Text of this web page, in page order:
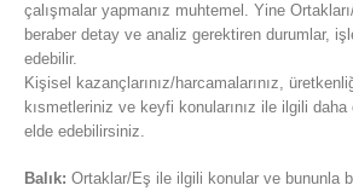
çalışmalar yapmanız muhtemel. Yine
beraber detay ve analiz gerektiren durumlar,
edebilir.
Kişisel kazançlarınız/harcamalarınız,
kısmetleriniz ve keyfi konularınız ile ilgili daha
elde edebilirsiniz.
Balık: Ortaklar/Eş ile ilgili konular ve bununla